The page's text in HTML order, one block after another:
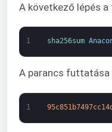
A következő lépés
1 sha256sum
A parancs
1